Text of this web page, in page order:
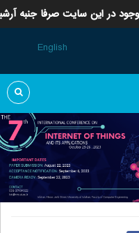
در این سایت صرفا جنبه
English